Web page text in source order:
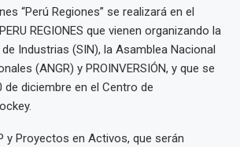
“Perú Regiones” se realizará en el
REGIONES que vienen organizando la
Industrias (SIN), la Asamblea Nacional
(ANGR) y PROINVERSIÓN, y que se
de diciembre en el Centro de
y Proyectos en Activos, que serán